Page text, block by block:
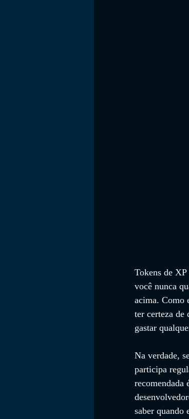
Tokens de
você nunca
acima. Como
ter certeza de
gastar
Na verdade,
participa
recomendada
saber quando